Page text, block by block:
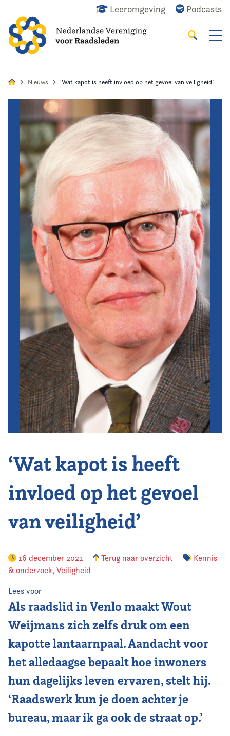
Leeromgeving Podcasts
Zoeken
Home
Agenda
Nieuws
Opleiding
Kennis & Informatie
Vereniging
Contact
Nieuws ‘Wat kapot is heeft invloed op het gevoel van veiligheid’
‘Wat kapot is heeft
invloed op het gevoel
van veiligheid’
16 december 2021 Terug naar overzicht
Kennis
& onderzoek, Veiligheid
Lees voor
Als raadslid in Venlo maakt Wout
Weijmans zich zelfs druk om een
kapotte lantaarnpaal. Aandacht voor
het alledaagse bepaalt hoe inwoners
hun dagelijks leven ervaren, stelt hij.
‘Raadswerk kun je doen achter je
bureau, maar ik ga ook de straat op.’